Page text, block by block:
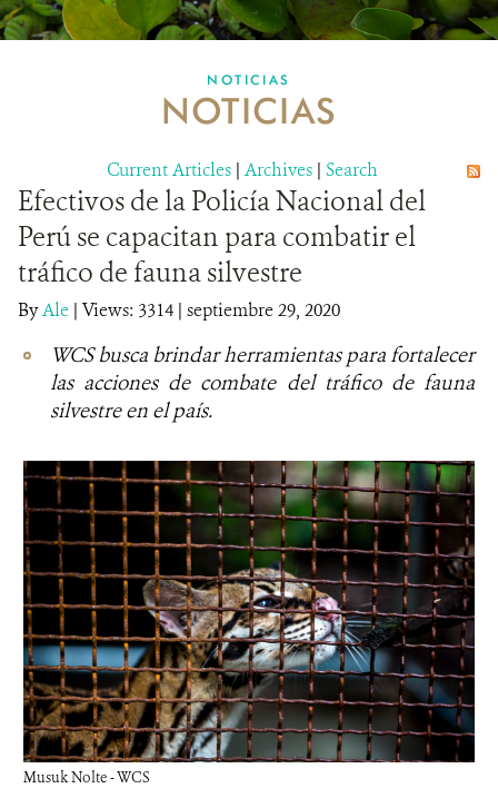
MECANISMO DE ATENCIÓN DE QUEJAS Y RECLAMOS
DONA
NOTICIAS
NOTICIAS
Current Articles | Archives | Search
Efectivos de la Policía Nacional del
Perú se capacitan para combatir el
tráfico de fauna silvestre
ByAle | Views: 3314 | septiembre 29, 2020
WCS busca brindar herramientas para fortalecer
las acciones de combate del tráfico de fauna
silvestre en el país.
Musuk Nolte - WCS